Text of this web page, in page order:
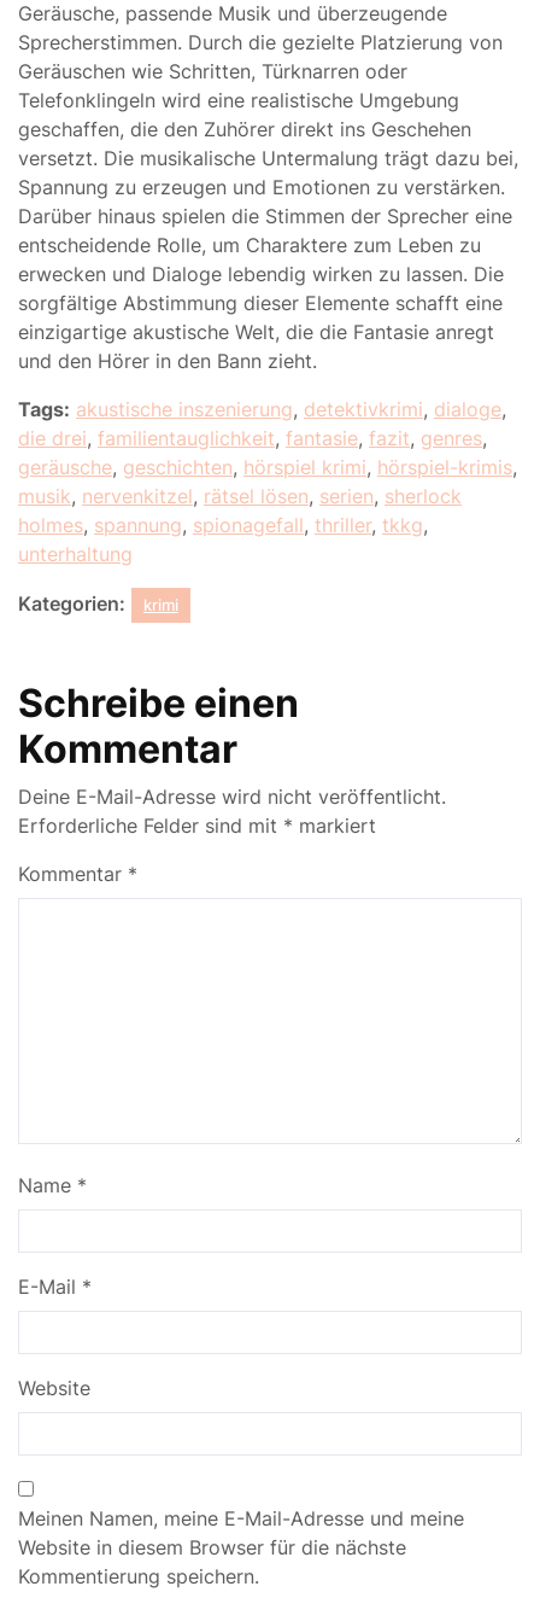
Geräusche, passende Musik und überzeugende
Sprecherstimmen. Durch die gezielte Platzierung von
Geräuschen wie Schritten, Türknarren oder
Telefonklingeln wird eine realistische Umgebung
geschaffen, die den Zuhörer direkt ins Geschehen
versetzt. Die musikalische Untermalung trägt dazu bei,
Spannung zu erzeugen und Emotionen zu verstärken.
Darüber hinaus spielen die Stimmen der Sprecher eine
entscheidende Rolle, um Charaktere zum Leben zu
erwecken und Dialoge lebendig wirken zu lassen. Die
sorgfältige Abstimmung dieser Elemente schafft eine
einzigartige akustische Welt, die die Fantasie anregt
und den Hörer in den Bann zieht.
Tags: akustische inszenierung, detektivkrimi, dialoge,
die drei, familientauglichkeit, fantasie, fazit, genres,
geräusche, geschichten, hörspiel krimi, hörspiel-krimis,
musik, nervenkitzel, rätsel lösen, serien, sherlock
holmes, spannung, spionagefall, thriller, tkkg,
unterhaltung
Kategorien: krimi
Schreibe einen
Kommentar
Deine E-Mail-Adresse wird nicht veröffentlicht.
Erforderliche Felder sind mit * markiert
Kommentar *
Name *
E-Mail *
Website
Meinen Namen, meine E-Mail-Adresse und meine
Website in diesem Browser für die nächste
Kommentierung speichern.